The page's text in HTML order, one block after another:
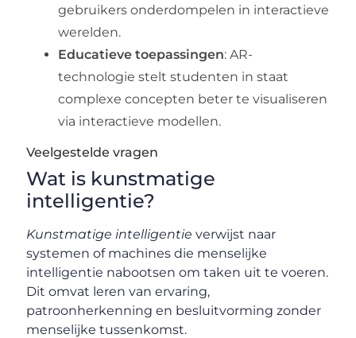
gebruikers onderdompelen in interactieve
werelden.
Educatieve toepassingen: AR-
technologie stelt studenten in staat
complexe concepten beter te visualiseren
via interactieve modellen.
Veelgestelde vragen
Wat is kunstmatige
intelligentie?
Kunstmatige intelligentie verwijst naar
systemen of machines die menselijke
intelligentie nabootsen om taken uit te voeren.
Dit omvat leren van ervaring,
patroonherkenning en besluitvorming zonder
menselijke tussenkomst.